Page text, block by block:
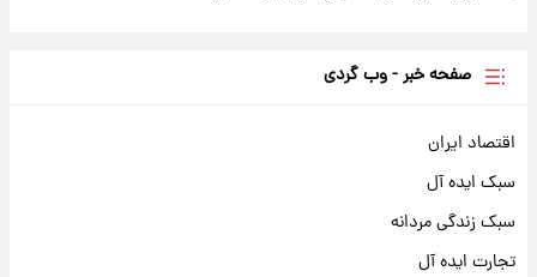
صفحه خبر - وب گردی
اقتصاد ایران
سبک ایده آل
سبک زندگی مردانه
تجارت ایده آل